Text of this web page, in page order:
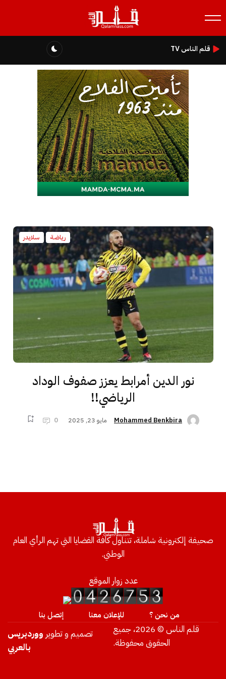
قلم الناس TV
رياضة سلايدر
نور الدين أمرابط يعزز صفوف الوداد
الرياضي!!
Mohammed Benkbira مايو 23, 2025 0
صحيفة إلكترونية شاملة، تتناول كافة القضايا التي تهم الرأي العام
الوطني.
عدد زوار الموقع
من نحن ؟ للإعلان معنا إتصل بنا
قلم الناس © 2026، جميع
الحقوق محفوظة.
تصميم و تطوير ووردبريس
بالعربي